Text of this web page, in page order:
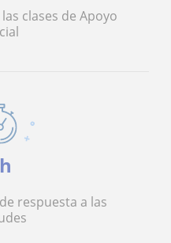
clases de Apoyo
respuesta a las